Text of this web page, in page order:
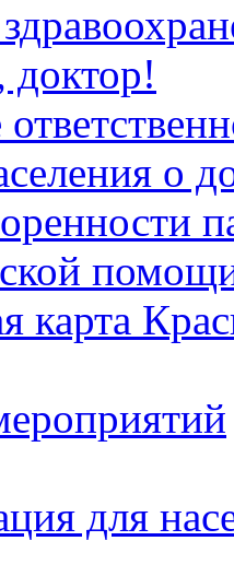
доктор!
о
карта
для